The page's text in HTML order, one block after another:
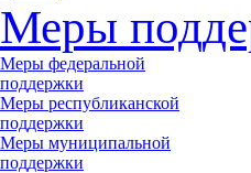
Меры
Меры федеральной
поддержки
Меры республиканской
поддержки
Меры муниципальной
поддержки